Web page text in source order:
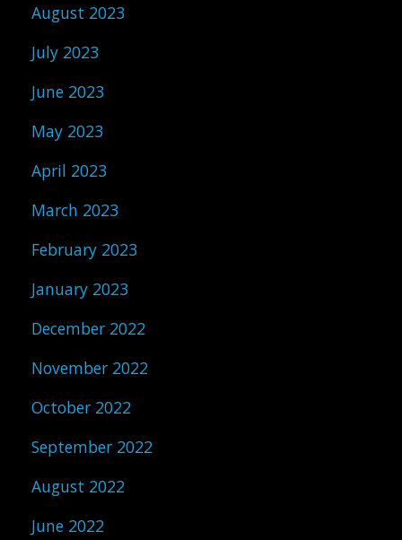
August 2023
July 2023
June 2023
May 2023
April 2023
March 2023
February 2023
January 2023
December 2022
November 2022
October 2022
September 2022
August 2022
June 2022